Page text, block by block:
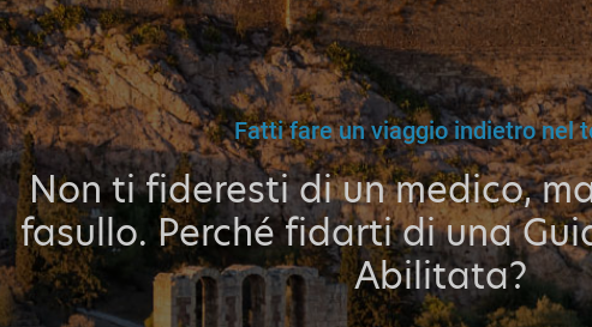
Fatti fare un viaggio indietro nel
Non ti fideresti di un medico,
fasullo. Perché fidarti di una
Abilitata?